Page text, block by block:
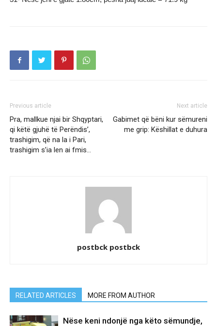
Previous article
Pra, mallkue njai bir Shqyptari,
qi këtë gjuhë të Perëndis’,
trashigim, që na la i Pari,
trashigim s’ia len ai fmis…
Next article
Gabimet që bëni kur sëmureni
me grip: Këshillat e duhura
postbck postbck
RELATED ARTICLES MORE FROM AUTHOR
Nëse keni ndonjë nga këto sëmundje,